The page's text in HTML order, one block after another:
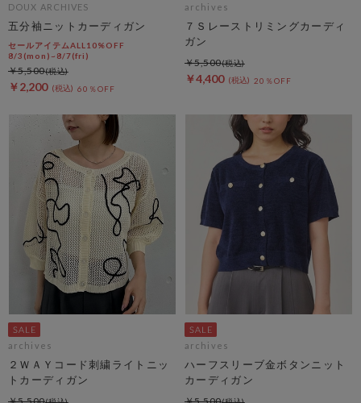
DOUX ARCHIVES
五分袖ニットカーディガン
セールアイテムALL10%OFF
8/3(mon)~8/7(fri)
￥2,200 60％OFF
￥5,500
archives
７Ｓレーストリミングカーディ
ガン
￥4,400 20％OFF
￥5,500
archives
２ＷＡＹコード刺繍ライトニッ
トカーディガン
archives
ハーフスリーブ金ボタンニット
カーディガン